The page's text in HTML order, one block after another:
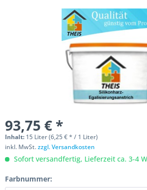
93,75 € *
Inhalt: 15 Liter (6,25 € * / 1 Liter)
inkl. MwSt.zzgl. Versandkosten
Sofort versandfertig, Lieferzeit ca. 3-4
Farbnummer: